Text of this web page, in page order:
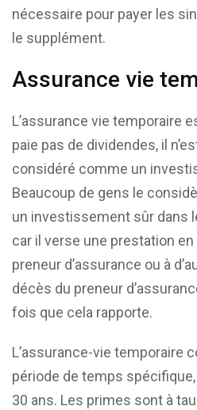
nécessaire pour payer les
le supplément.
Assurance vie
L’assurance vie temporaire
paie pas de dividendes, il
considéré comme un
Beaucoup de gens le
un investissement sûr dans
car il verse une prestation
preneur d’assurance ou à
décès du preneur
fois que cela rapporte.
L’assurance-vie temporaire
période de temps
30 ans. Les primes sont à